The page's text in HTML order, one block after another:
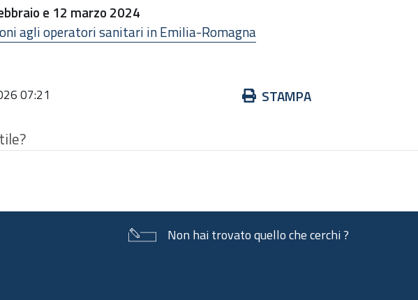
e 12 marzo 2024
agli operatori sanitari in Emilia-Romagna
AzioniSTAMPA
07:21
Non hai trovato quello che cerchi ?